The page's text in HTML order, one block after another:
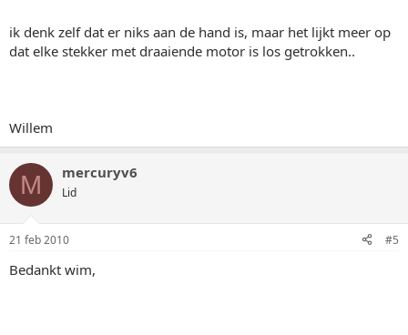
ik denk zelf dat er niks aan de hand is, maar het lijkt meer op
dat elke stekker met draaiende motor is los getrokken..
Willem
M mercuryv6
Lid
21 feb 2010 #5
Bedankt wim,